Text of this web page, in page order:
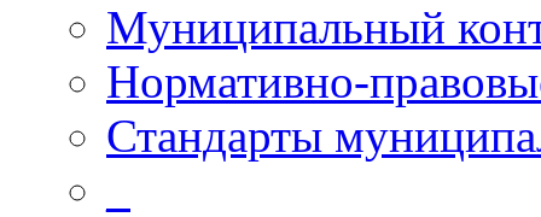
Муниципальный
Нормативно-
Стандарты